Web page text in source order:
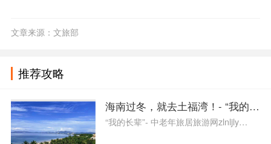
文章来源：文旅部
推荐攻略
海南过冬，就去土福湾！- “我的长
“我的长辈”- 中老年旅居旅游网zlnljly…